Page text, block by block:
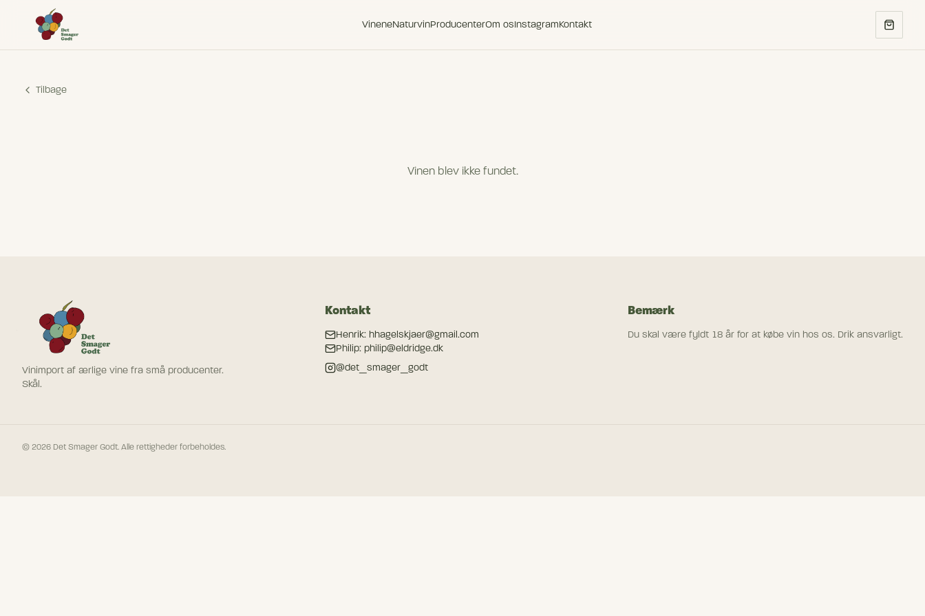
Det Smager Godt
VineneNaturvinProducenterOm osInstagramKontakt
Tilbage
Vinen blev ikke fundet.
Vinimport af ærlige vine fra små producenter.
Skål.
Kontakt
Henrik: hhagelskjaer@gmail.com
Philip: philip@eldridge.dk
@det_smager_godt
Bemærk
Du skal være fyldt 18 år for at købe vin hos os. Drik ansvarligt.
© 2026 Det Smager Godt. Alle rettigheder forbeholdes.